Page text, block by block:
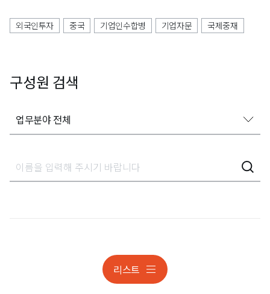
외국인투자 중국 기업인수합병 기업자문 국제중재
구성원 검색
업무분야 전체
가사상속분쟁
개인정보 조사대응 및 분쟁리스트